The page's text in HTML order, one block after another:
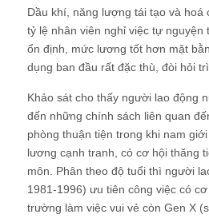
Dầu khí, năng lượng tái tạo và hoá
tỷ lệ nhân viên nghỉ việc tự nguyện
ổn định, mức lương tốt hơn mặt
dụng ban đầu rất đặc thù, đòi hỏi
Khảo sát cho thấy người lao động
đến những chính sách liên quan
phòng thuận tiện trong khi nam
lương cạnh tranh, có cơ hội thăng
môn. Phân theo độ tuổi thì người
1981-1996) ưu tiên công việc có
trường làm việc vui vẻ còn Gen X